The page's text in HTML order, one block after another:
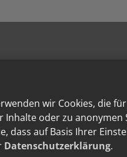
wir Cookies, die
oder zu
dass auf Basis Ihrer
Datenschutzerklärung.